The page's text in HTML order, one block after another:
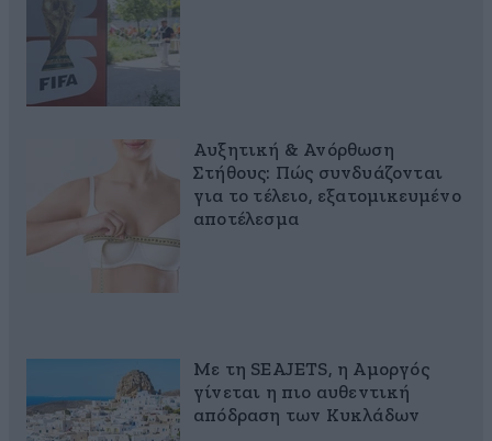
Αυξητική & Ανόρθωση
Στήθους: Πώς συνδυάζονται
για το τέλειο, εξατομικευμένο
αποτέλεσμα
Με τη SEAJETS, η Αμοργός
γίνεται η πιο αυθεντική
απόδραση των Κυκλάδων